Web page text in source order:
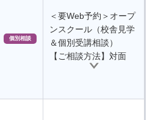
個別相談
＜要Web予約＞オープ
ンスクール（校舎見学
＆個別受講相談）
【ご相談方法】対面